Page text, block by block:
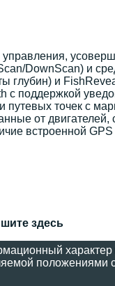
DownScan) и
глубин) и
с поддержкой
точек с
от
встроенной
здесь
характер
положениями